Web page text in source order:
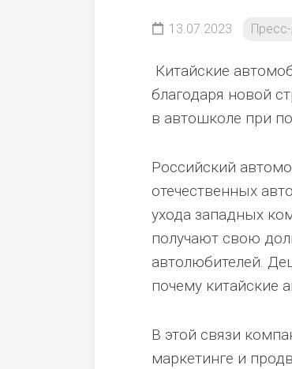
13.07.2023
Китайские
благодаря новой
в автошколе при
Российский
отечественных
ухода западных
получают свою
автолюбителей.
почему китайские
В этой связи
маркетинге и